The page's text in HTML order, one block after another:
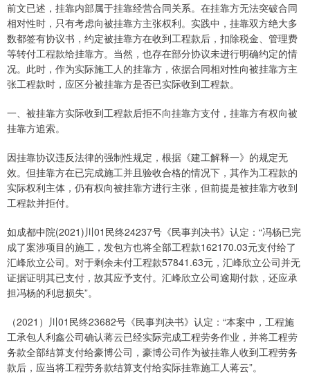
前文已述，挂靠内部属于挂靠经营合同关系。在挂靠方无法突破合同
相对性时，只有考虑向被挂靠方主张权利。实践中，挂靠双方绝大多
数都签有协议书，约定被挂靠方在收到工程款后，扣除税金、管理费
等转付工程款给挂靠方。当然，也存在部分协议未进行明确约定的情
况。此时，作为实际施工人的挂靠方，依据合同相对性向被挂靠方主
张工程款时，应区分被挂靠方是否已实际收到工程款。
一、被挂靠方实际收到工程款后拒不向挂靠方支付，挂靠方有权向被
挂靠方追索。
因挂靠协议违反法律的强制性规定，根据《建工解释一》的规定无
效。但挂靠方在已完成施工并且验收合格的情况下，其作为工程款的
实际权利主体，仍有权向被挂靠方进行主张，但前提是被挂靠方收到
工程款并拒付。
如成都中院(2021)川01民终24237号《民事判决书》认定：“冯杨已完
成了案涉项目的施工，发包方也将全部工程款162170.03元支付给了
汇峰欣立公司。对于剩余未付工程款57841.63元，汇峰欣立公司并无
证据证明其已支付，故其应予支付。汇峰欣立公司逾期付款，还应承
担冯杨的利息损失”。
（2021）川01民终23682号《民事判决书》认定：“本案中，工程施
工承包人利鑫公司确认蒋云已经实际完成工程劳务作业，并将工程劳
务款全部结算支付给豪博公司，豪博公司作为被挂靠人收到工程劳务
款后，应当将工程劳务款结算支付给实际挂靠施工人蒋云”。